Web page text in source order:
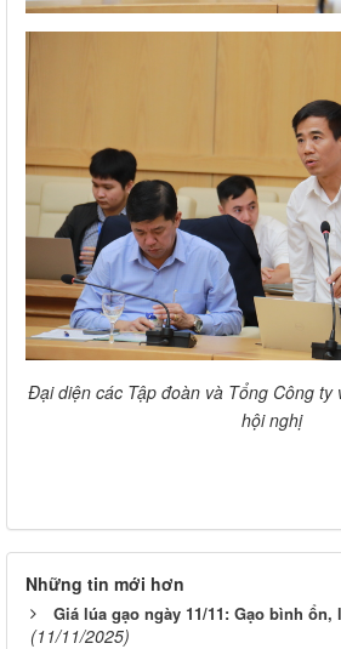
Đại diện các Tập đoàn và Tổng Công
hội nghị
Những tin mới hơn
Giá lúa gạo ngày 11/11: Gạo bình
(11/11/2025)